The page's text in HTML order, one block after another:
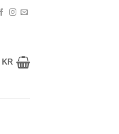
KR